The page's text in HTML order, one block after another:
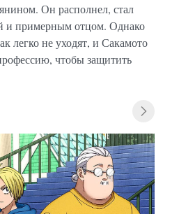
Он располнел, стал
и примерным отцом. Однако
легко не уходят, и Сакамото
чтобы защитить